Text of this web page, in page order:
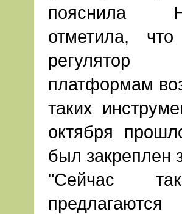
пояснила
отметила,
платформам
таких
октября
был закреплен
"Сейчас
предлагаются